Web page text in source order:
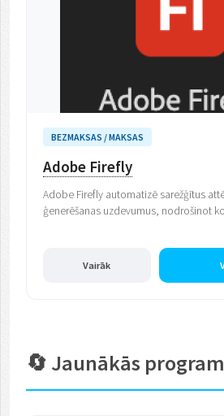
BEZMAKSAS / MAKSAS
Adobe Firefly
Adobe Firefly automatizē sarežģītus
ģenerēšanas uzdevumus, nodrošinot
Vairāk
🔄 Jaunākās